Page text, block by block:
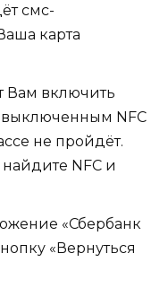
смс-
карта
Вам включить
выключенным NFC
не пройдёт.
NFC и
«Сбербанк
«Вернуться